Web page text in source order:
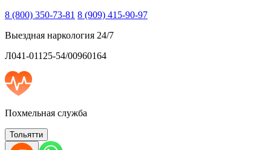
8 (800) 350-73-81 8 (909) 415-90-97
Выездная наркология 24/7
Л041-01125-54/00960164
Похмельная служба
Тольятти